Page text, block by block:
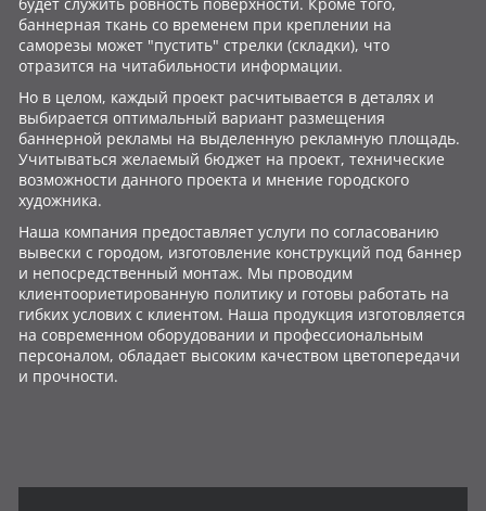
баннерная ткань со временем при креплении на
саморезы может "пустить" стрелки (складки), что
отразится на читабильности информации.
Но в целом, каждый проект расчитывается в деталях и
выбирается оптимальный вариант размещения
баннерной рекламы на выделенную рекламную площадь.
Учитываться желаемый бюджет на проект, технические
возможности данного проекта и мнение городского
художника.
Наша компания предоставляет услуги по согласованию
вывески с городом, изготовление конструкций под баннер
и непосредственный монтаж. Мы проводим
клиентоориетированную политику и готовы работать на
гибких услових с клиентом. Наша продукция изготовляется
на современном оборудовании и профессиональным
персоналом, обладает высоким качеством цветопередачи
и прочности.